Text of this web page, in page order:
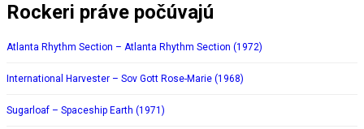
Rockeri práve počúvajú
Atlanta Rhythm Section – Atlanta Rhythm Section (1972)
International Harvester – Sov Gott Rose-Marie (1968)
Sugarloaf – Spaceship Earth (1971)